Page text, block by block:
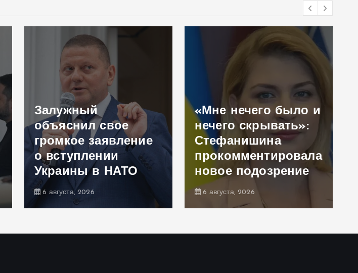
Залужный
объяснил свое
громкое заявление
о вступлении
Украины в НАТО
6 августа, 2026
«Мне нечего было и
нечего скрывать»:
Стефанишина
прокомментировала
новое подозрение
6 августа, 2026